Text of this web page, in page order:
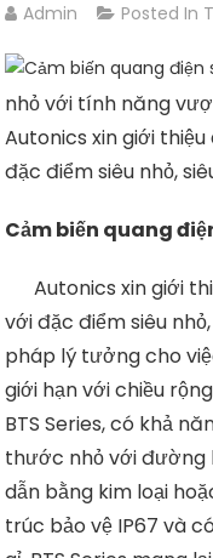
Admin Posted In
nhỏ với tính năng
Autonics xin giới
đặc điểm siêu nhỏ,
Cảm biến quang
Autonics xin giới
với đặc điểm siêu
pháp lý tưởng cho
giới hạn với chiều
BTS Series, có khả
thước nhỏ với đường
dẫn bằng kim loại
trúc bảo vệ IP67 và